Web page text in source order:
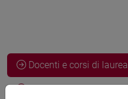
Docenti e corsi di laurea
Programma